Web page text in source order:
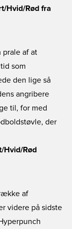
Hvid/Rød fra
prale af at
som
den lige så
angribere
til, for med
der
Hvid/Rød
af
videre på sidste